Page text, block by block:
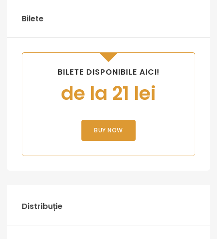
Bilete
BILETE DISPONIBILE AICI!
de la 21 lei
BUY NOW
Distribuție